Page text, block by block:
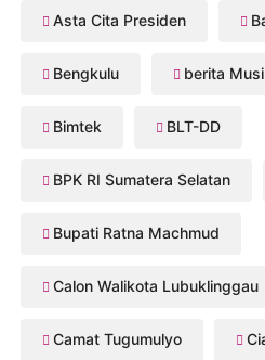
Asta Cita Presiden
Bengkulu berita
Bimtek BLT-DD
BPK RI Sumatera Selatan
Bupati Ratna Machmud
Calon Walikota Lubuklinggau
Camat Tugumulyo